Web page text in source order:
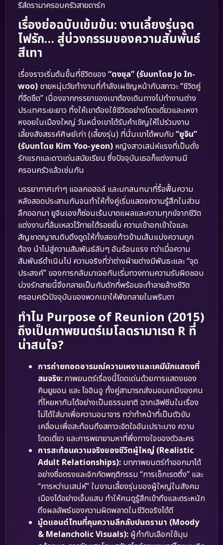
รีส์ดรามาครอบครัวสายดาร์ก
เรื่องย่อฉบับเข้มข้น: งานเลี้ยงรุ่นจุด
ไฟรัก… สู่บ่วงกรรมของความสัมพันธ์
สีเทา
เรื่องราวเริ่มต้นขึ้นที่ชีวิตของ “ดงชุล” (รับบทโดย Jo In-
woo) ชายหนุ่มวัยทำงานที่กำลังเผชิญหน้ากับสภาวะ “ชีวิตคู่
ที่จืดชืด” เนื่องจากภรรยาของเขาต้องเดินทางไปทำงานต่าง
ประเทศระยะยาว ทิ้งให้เขาต้องใช้ชีวิตอย่างโดดเดี่ยวและเหงา
หงอยในเมืองใหญ่ วันหนึ่งเขาได้รับคำเชิญให้ไปร่วมงาน
เลี้ยงสังสรรค์ศิษย์เก่า (เลี้ยงรุ่น) ที่นั่นเขาได้พบกับ“ยูจิน”
(รับบทโดย Kim Yoo-yeon) หญิงสาวเสน่ห์แรงที่เป็นดั่ง
รักแรกและดาวเด่นสมัยเรียน ซึ่งปัจจุบันเธอก็แต่งงานมี
ครอบครัวแล้วเช่นกัน
บรรยากาศเก่าๆ แอลกอฮอล์ และบทสนทนาที่รื้อฟื้นความ
หลังสอดประสานกันจนทำให้ทั้งคู่เริ่มแสดงความรู้สึกในส่วน
ลึกออกมา ยูจินเองก็ซ่อนเร้นบาดแผลและความทุกข์จากชีวิต
แต่งงานที่ล้มเหลวไว้ภายใต้รอยยิ้ม ความเข้าอกเข้าใจและ
สัญชาตญาณดิบดึงดูดให้ทั้งสองก้าวข้ามเส้นแบ่งความถูก
ต้อง นำไปสู่ความสัมพันธ์ลับๆ อันร้อนแรง ทว่าเมื่อความ
สัมพันธ์ดำเนินไป ความจริงที่ว่าต่างฝ่ายต่างมีพันธะและ “จุด
ประสงค์” ของการกลับมาเจอกันเริ่มทวงถามความรับผิดชอบ
บ่วงรักสายนี้จึงกลายเป็นกับดักที่พร้อมจะทำลายล้างชีวิต
ครอบครัวปัจจุบันของพวกเขาให้พังทลายในพริบตา
ทำไม Purpose of Reunion (2015)
ถึงเป็นภาพยนตร์เมโลดรามาเรต R ที่
น่าสนใจ?
การถ่ายทอดอารมณ์ความเหงาและเคมีนักแสดงที่
สมจริง:ภาพยนตร์เรื่องนี้โดดเด่นด้วยการแสดงของ
คิมยูยอน และ โจอินอู ทั้งคู่สามารถส่งมอบเคมีของคน
ที่โหยหากันได้อย่างเป็นธรรมชาติ ฉากเลิฟซีนในเรื่อง
ไม่ได้ใส่มาเพื่อความอนาจาร ทว่าทำหน้าที่เป็นตัวขับ
เคลื่อนเพื่อสะท้อนถึงสภาวะจิตใจอันเปราะบาง ความ
โดดเดี่ยว และการพยายามหาที่พึ่งทางใจของตัวละคร
การสะท้อนความจริงของชีวิตผู้ใหญ่ (Realistic
Adult Relationships): บทภาพยนตร์ทำออกมาได้
อย่างซื่อตรงและจิกกัดพฤติกรรม “การเช็กเรตติ้ง” และ
“การหว่านเสน่ห์” ในงานเลี้ยงรุ่นของผู้ใหญ่ในสังคม
เมืองได้อย่างเจ็บแสบ ทำให้คนดูรู้สึกเข้าถึงและตระหนัก
ถึงผลลัพธ์ของความผิดพลาดในชีวิตจริงได้ดี
มู้ดแอนด์โทนที่คุมความลึกลับปนดรามา (Moody
& Melancholic Visuals): ผู้กำกับเลือกใช้มุม